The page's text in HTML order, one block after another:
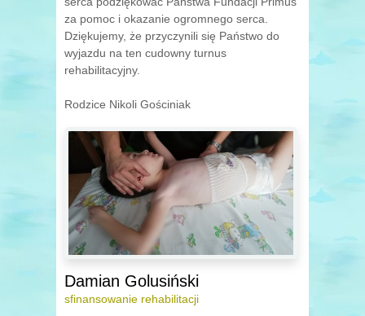
za pomoc i okazanie ogromnego serca.
Dziękujemy, że przyczynili się Państwo do
wyjazdu na ten cudowny turnus
rehabilitacyjny.
Rodzice Nikoli Gościniak
Damian Golusiński
sfinansowanie rehabilitacji